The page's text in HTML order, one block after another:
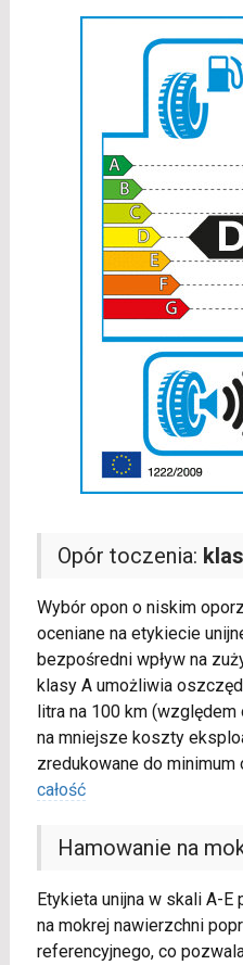
Opór toczenia:
Wybór opon o niskim
oceniane na etykiecie
bezpośredni wpływ na
klasy A umożliwia
litra na 100 km (względem
na mniejsze koszty
zredukowane do minimum
całość
Hamowanie na
Etykieta unijna w skali A-
na mokrej nawierzchni
referencyjnego, co